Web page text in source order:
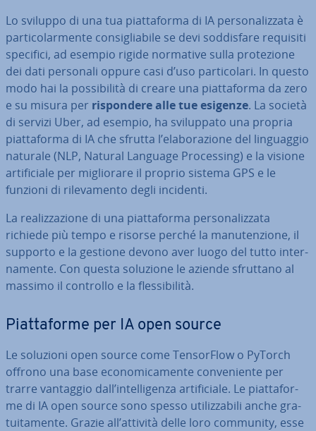
Lo sviluppo di una tua piat­ta­for­ma di IA per­so­na­liz­za­ta è
par­ti­co­lar­men­te con­si­glia­bi­le se devi sod­di­sfa­re requisiti
specifici, ad esempio rigide normative sulla pro­te­zio­ne
dei dati personali oppure casi d’uso par­ti­co­la­ri. In questo
modo hai la pos­si­bi­li­tà di creare una piat­ta­for­ma da zero
e su misura per ri­spon­de­re alle tue esigenze. La società
di servizi Uber, ad esempio, ha svi­lup­pa­to una propria
piat­ta­for­ma di IA che sfrutta l’ela­bo­ra­zio­ne del lin­guag­gio
naturale (NLP, Natural Language Pro­ces­sing) e la visione
ar­ti­fi­cia­le per mi­glio­ra­re il proprio sistema GPS e le
funzioni di ri­le­va­men­to degli incidenti.
La rea­liz­za­zio­ne di una piat­ta­for­ma per­so­na­liz­za­ta
richiede più tempo e risorse perché la ma­nu­ten­zio­ne, il
supporto e la gestione devono aver luogo del tutto in­ter­
na­men­te. Con questa soluzione le aziende sfruttano al
massimo il controllo e la fles­si­bi­li­tà.
Piat­ta­for­me per IA open source
Le soluzioni open source come Ten­sor­Flow o PyTorch
offrono una base eco­no­mi­ca­men­te con­ve­nien­te per
trarre vantaggio dall’in­tel­li­gen­za ar­ti­fi­cia­le. Le piat­ta­for­
me di IA open source sono spesso uti­liz­za­bi­li anche gra­
tui­ta­men­te. Grazie all’attività delle loro community, esse